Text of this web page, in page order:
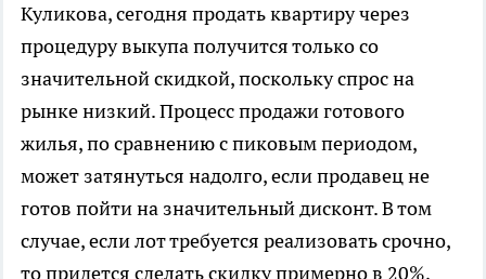
Куликова, сегодня продать квартиру через
процедуру выкупа получится только со
значительной скидкой, поскольку спрос на
рынке низкий. Процесс продажи готового
жилья, по сравнению с пиковым периодом,
может затянуться надолго, если продавец не
готов пойти на значительный дисконт. В том
случае, если лот требуется реализовать срочно,
то придется сделать скидку примерно в 20%,